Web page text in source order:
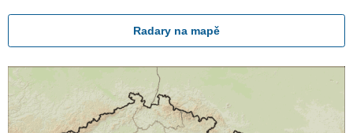
Radary na mapě